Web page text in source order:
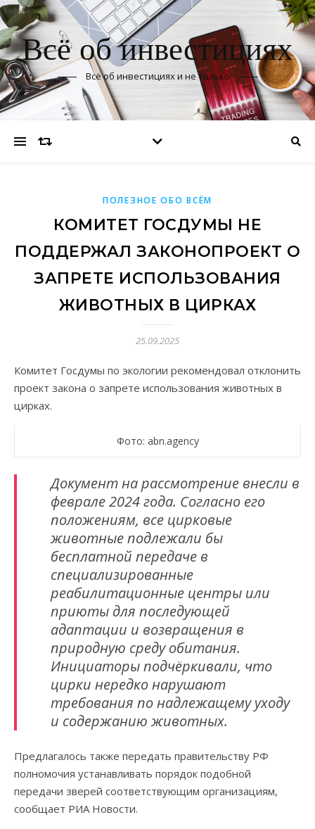
Всё об инвестициях
Всё об инвестициях и не только
ПОЛЕЗНОЕ ОБО ВСЁМ
КОМИТЕТ ГОСДУМЫ НЕ
ПОДДЕРЖАЛ ЗАКОНОПРОЕКТ О
ЗАПРЕТЕ ИСПОЛЬЗОВАНИЯ
ЖИВОТНЫХ В ЦИРКАХ
25.09.2025
Комитет Госдумы по экологии рекомендовал отклонить
проект закона о запрете использования животных в
цирках.
Фото: abn.agency
Документ на рассмотрение внесли в
феврале 2024 года. Согласно его
положениям, все цирковые
животные подлежали бы
бесплатной передаче в
специализированные
реабилитационные центры или
приюты для последующей
адаптации и возвращения в
природную среду обитания.
Инициаторы подчёркивали, что
цирки нередко нарушают
требования по надлежащему уходу
и содержанию животных.
Предлагалось также передать правительству РФ
полномочия устанавливать порядок подобной
передачи зверей соответствующим организациям,
сообщает РИА Новости.